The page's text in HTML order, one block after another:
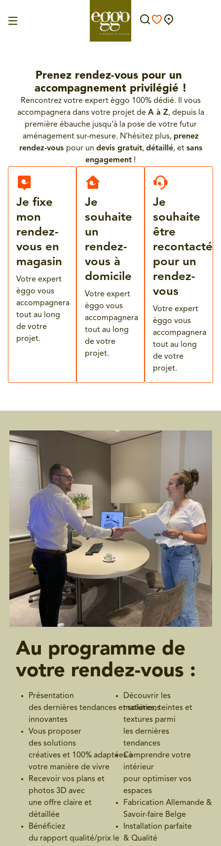
Prenez rendez-vous pour un
accompagnement privilégié !
Rencontrez votre expert èggo 100% dédié. Il vous
accompagnera dans votre projet de A à Z, depuis la
première ébauche jusqu’à la pose de votre futur
aménagement sur-mesure. N’hésitez plus, prenez
rendez-vous pour un devis gratuit, détaillé, et sans
engagement !
Je fixe
mon
rendez-
vous en
magasin
Votre expert
èggo vous
accompagnera
tout au long
de votre
projet.
Je
souhaite
un
rendez-
vous à
domicile
Votre expert
èggo vous
accompagnera
tout au long
de votre
projet.
Je
souhaite
être
recontacté
pour un
rendez-
vous
Votre expert
èggo vous
accompagnera
tout au long
de votre
projet.
Au programme de
votre rendez-vous :
Présentation
des dernières tendances et solutions
innovantes
Vous proposer
des solutions
créatives et 100% adaptées à
votre manière de vivre
Recevoir vos plans et
photos 3D avec
une offre claire et
détaillée
Bénéficiez
du rapport qualité/prix le
Découvrir les
matières, teintes et
textures parmi
les dernières
tendances
Comprendre votre
intérieur
pour optimiser vos
espaces
Fabrication Allemande &
Savoir-faire Belge
Installation parfaite
& Qualité